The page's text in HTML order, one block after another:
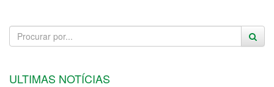
ULTIMAS NOTÍCIAS